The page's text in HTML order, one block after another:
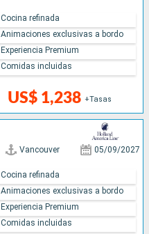
US$ 1,238 +Tasas
Cocina refinada
Animaciones exclusivas a bordo
Experiencia Premium
Comidas incluidas
Vancouver 05/09/2027
Cocina refinada
Animaciones exclusivas a bordo
Experiencia Premium
Comidas incluidas